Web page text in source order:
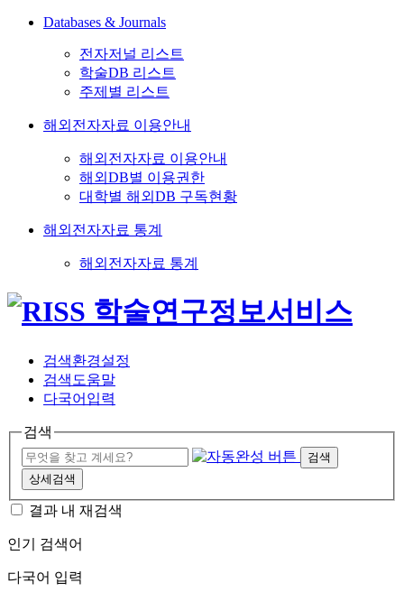
Databases & Journals
전자저널 리스트
학술DB 리스트
주제별 리스트
해외전자자료 이용안내
해외전자자료 이용안내
해외DB별 이용권한
대학별 해외DB 구독현황
해외전자자료 통계
해외전자자료 통계
검색환경설정
검색도움말
다국어입력
검색
검색
상세검색
결과 내 재검색
인기 검색어
다국어 입력